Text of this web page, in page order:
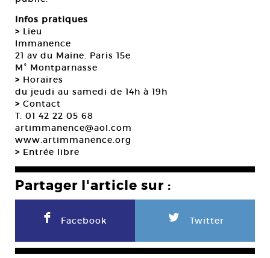
Infos pratiques
> Lieu
Immanence
21 av du Maine. Paris 15e
M° Montparnasse
> Horaires
du jeudi au samedi de 14h à 19h
> Contact
T. 01 42 22 05 68
artimmanence@aol.com
www.artimmanence.org
> Entrée libre
Partager l'article sur :
F Facebook L Twitter